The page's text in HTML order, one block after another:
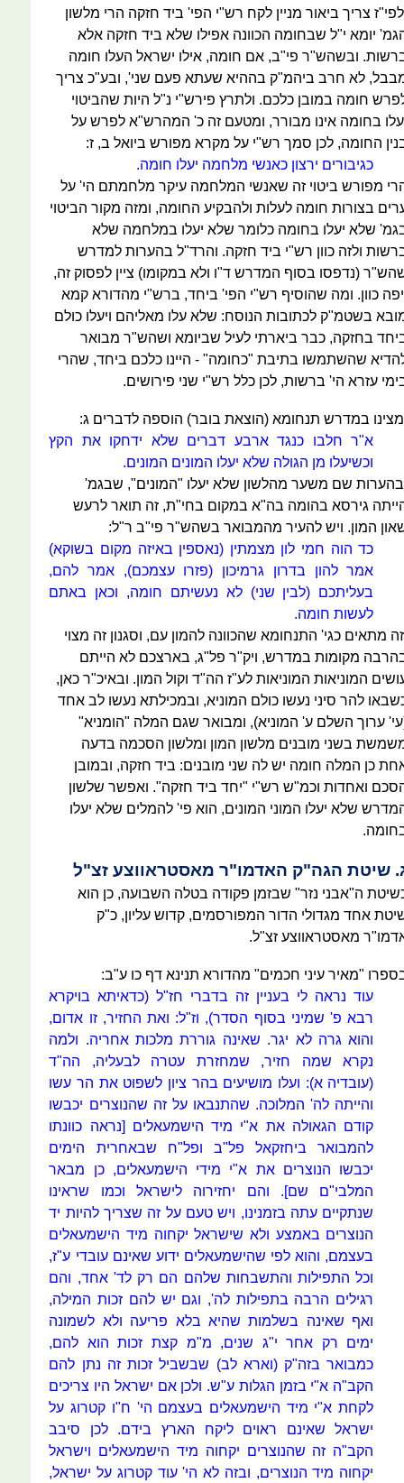
צריך ביאור מניין לקח רש"י הפי' ביד חזקה הרי מלשון
יומא י"ל שבחומה הכוונה אפילו שלא ביד חזקה אלא
ובשהש"ר פי"ב, אם חומה, אילו ישראל העלו חומה
לא חרב ביהמ"ק בההיא שעתא פעם שני', ובע"כ צריך
חומה במובן כלכם. ולתרץ פירש"י נ"ל היות שהביטוי
בחומה אינו מבורר, ומטעם זה כ' המהרש"א לפרש על
החומה, לכן סמך רש"י על מקרא מפורש ביואל ב, ז:
כגיבורים ירצון כאנשי מלחמה יעלו חומה.
מפורש ביטוי זה שאנשי המלחמה עיקר מלחמתם הי' על
בצורות חומה לעלות ולהבקיע החומה, ומזה מקור הביטוי
שלא יעלו בחומה כלומר שלא יעלו במלחמה שלא
ולזה כוון רש"י ביד חזקה. והרד"ל בהערות למדרש
(נדפסו בסוף המדרש ד"ו ולא במקומו) ציין לפסוק זה,
כוון. ומה שהוסיף רש"י הפי' ביחד, ברש"י מהדורא קמא
בשטמ"ק לכתובות הנוסח: שלא עלו מאליהם ויעלו כולם
בחזקה, כבר ביארתי לעיל שביומא ושהש"ר מבואר
שהשתמשו בתיבת "כחומה" - היינו כלכם ביחד, שהרי
עזרא הי' ברשות, לכן כלל רש"י שני פירושים.
במדרש תנחומא (הוצאת בובר) הוספה לדברים ג:
א"ר חלבו כנגד ארבע דברים שלא ידחקו את הקץ
וכשיעלו מן הגולה שלא יעלו המונים המונים.
שם משער מהלשון שלא יעלו "המונים", שבגמ'
גירסא בהומה בה"א במקום בחי"ת, זה תואר לרעש
המון. ויש להעיר מהמבואר בשהש"ר פי"ב ר"ל:
כד הוה חמי לון מצמתין (נאספין באיזה מקום בשוקא)
אמר להון בדרון גרמיכון (פזרו עצמכם), אמר להם,
בעליתכם (לבין שני) לא נעשיתם חומה, וכאן באתם
לעשות חומה.
מתאים כגי' התנחומא שהכוונה להמון עם, וסגנון זה מצוי
מקומות במדרש, ויק"ר פל"ג, בארצכם לא הייתם
המוניאות המוניאות לע"ז הה"ד וקול המון. ובאיכ"ר כאן,
להר סיני נעשו כולם המוניא, ובמכילתא נעשו לב אחד
ערוך השלם ע' המוניא), ומבואר שגם המלה "הומניא"
בשני מובנים מלשון המון ומלשון הסכמה בדעה
כן המלה חומה יש לה שני מובנים: ביד חזקה, ובמובן
ואחדות וכמ"ש רש"י "יחד ביד חזקה". ואפשר שלשון
שלא יעלו המוני המונים, הוא פי' להמלים שלא יעלו
שיטת הגה"ק האדמו"ר מאסטראווצע זצ"ל
ה"אבני נזר" שבזמן פקודה בטלה השבועה, כן הוא
אחד מגדולי הדור המפורסמים, קדוש עליון, כ"ק
מאסטראווצע זצ"ל.
"מאיר עיני חכמים" מהדורא תנינא דף כו ע"ב:
עוד נראה לי בעניין זה בדברי חז"ל (כדאיתא בויקרא
רבא פ' שמיני בסוף הסדר), וז"ל: ואת החזיר, זו אדום,
והוא גרה לא יגר. שאינה גוררת מלכות אחריה. ולמה
נקרא שמה חזיר, שמחזרת עטרה לבעליה, הה"ד
(עובדיה א): ועלו מושיעים בהר ציון לשפוט את הר עשו
והייתה לה' המלוכה. שהתנבאו על זה שהנוצרים יכבשו
קודם הגאולה את א"י מיד הישמעאלים [נראה כוונתו
להמבואר ביחזקאל פל"ב ופל"ח שבאחרית הימים
יכבשו הנוצרים את א"י מידי הישמעאלים, כן מבאר
המלבי"ם שם]. והם יחזירוה לישראל וכמו שראינו
שנתקיים עתה בזמנינו, ויש טעם על זה שצריך להיות יד
הנוצרים באמצע ולא שישראל יקחוה מיד הישמעאלים
בעצמם, והוא לפי שהישמעאלים ידוע שאינם עובדי ע"ז,
וכל התפילות והתשבחות שלהם הם רק לד' אחד, והם
רגילים הרבה בתפילות לה', וגם יש להם זכות המילה,
ואף שאינה בשלמות שהיא בלא פריעה ולא לשמונה
ימים רק אחר י"ג שנים, מ"מ קצת זכות הוא להם,
כמבואר בזה"ק (וארא לב) שבשביל זכות זה נתן להם
הקב"ה א"י בזמן הגלות ע"ש. ולכן אם ישראל היו צריכים
לקחת א"י מיד הישמעאלים בעצמם הי' ח"ו קטרוג על
ישראל שאינם ראוים ליקח הארץ בידם. לכן סיבב
הקב"ה זה שהנוצרים יקחוה מיד הישמעאלים וישראל
יקחוה מיד הנוצרים, ובזה לא הי' עוד קטרוג על ישראל,